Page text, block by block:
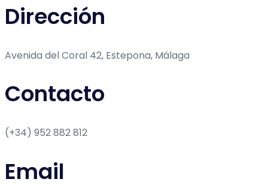
Dirección
Avenida del Coral 42, Estepona, Málaga
Contacto
(+34) 952 882 812
Email